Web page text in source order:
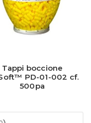
Tappi boccione
PD-01-002 cf.
500pa